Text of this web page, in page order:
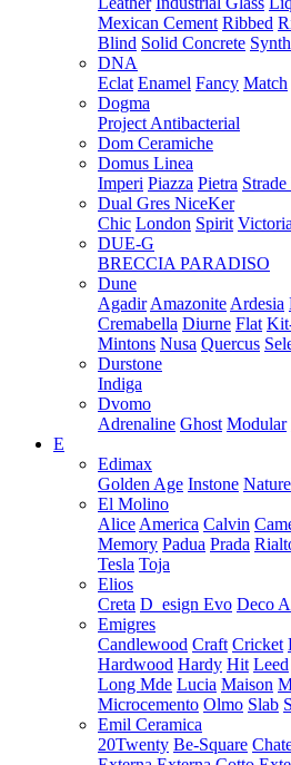
Mexican Cement Ribbed
Blind Solid Concrete
DNA
Eclat Enamel Fancy Match
Dogma
Project Antibacterial
Dom Ceramiche
Domus Linea
Imperi Piazza Pietra
Dual Gres NiceKer
Chic London Spirit
DUE-G
BRECCIA PARADISO
Dune
Agadir Amazonite Ardesia
Cremabella Diurne Flat
Mintons Nusa Quercus
Durstone
Indiga
Dvomo
Adrenaline Ghost Modular
E
Edimax
Golden Age Instone
El Molino
Alice America Calvin
Memory Padua Prada
Tesla Toja
Elios
Creta D_esign Evo Deco
Emigres
Candlewood Craft Cricket
Hardwood Hardy Hit Leed
Long Mde Lucia Maison
Microcemento Olmo Slab
Emil Ceramica
20Twenty Be-Square